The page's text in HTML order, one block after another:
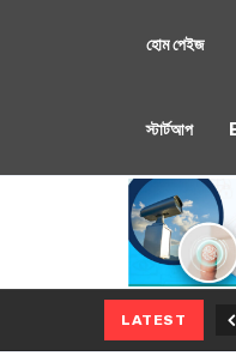
হোম পেইজ
স্টার্টআপ
LATEST